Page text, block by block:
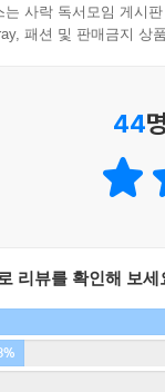
사락 독서모임 게시
패션 및 판매금지 상
44
리뷰를 확인해 보세